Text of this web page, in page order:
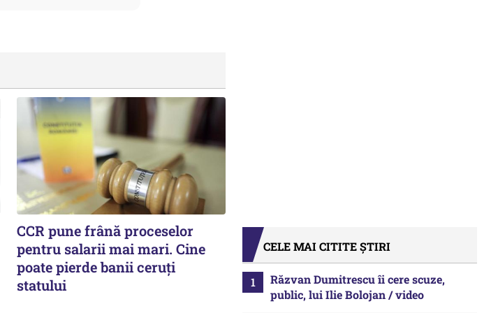
CCR pune frână proceselor
pentru salarii mai mari. Cine
poate pierde banii ceruți
statului
CELE MAI CITITE ȘTIRI
Răzvan Dumitrescu îi cere scuze,
public, lui Ilie Bolojan / video